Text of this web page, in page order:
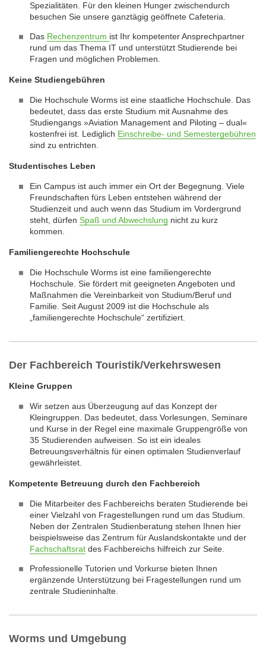
Spezialitäten. Für den kleinen Hunger zwischendurch
besuchen Sie unsere ganztägig geöffnete Cafeteria.
Das Rechenzentrum ist Ihr kompetenter Ansprechpartner
rund um das Thema IT und unterstützt Studierende bei
Fragen und möglichen Problemen.
Keine Studiengebühren
Die Hochschule Worms ist eine staatliche Hochschule. Das
bedeutet, dass das erste Studium mit Ausnahme des
Studiengangs »Aviation Management and Piloting – dual«
kostenfrei ist. Lediglich Einschreibe- und Semestergebühren
sind zu entrichten.
Studentisches Leben
Ein Campus ist auch immer ein Ort der Begegnung. Viele
Freundschaften fürs Leben entstehen während der
Studienzeit und auch wenn das Studium im Vordergrund
steht, dürfen Spaß und Abwechslung nicht zu kurz
kommen.
Familiengerechte Hochschule
Die Hochschule Worms ist eine familiengerechte
Hochschule. Sie fördert mit geeigneten Angeboten und
Maßnahmen die Vereinbarkeit von Studium/Beruf und
Familie. Seit August 2009 ist die Hochschule als
„familiengerechte Hochschule“ zertifiziert.
Der Fachbereich Touristik/Verkehrswesen
Kleine Gruppen
Wir setzen aus Überzeugung auf das Konzept der
Kleingruppen. Das bedeutet, dass Vorlesungen, Seminare
und Kurse in der Regel eine maximale Gruppengröße von
35 Studierenden aufweisen. So ist ein ideales
Betreuungsverhältnis für einen optimalen Studienverlauf
gewährleistet.
Kompetente Betreuung durch den Fachbereich
Die Mitarbeiter des Fachbereichs beraten Studierende bei
einer Vielzahl von Fragestellungen rund um das Studium.
Neben der Zentralen Studienberatung stehen Ihnen hier
beispielsweise das Zentrum für Auslandskontakte und der
Fachschaftsrat des Fachbereichs hilfreich zur Seite.
Professionelle Tutorien und Vorkurse bieten Ihnen
ergänzende Unterstützung bei Fragestellungen rund um
zentrale Studieninhalte.
Worms und Umgebung